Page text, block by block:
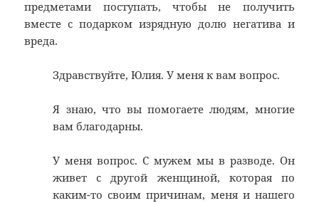
предметами поступать, чтобы не получить
вместе с подарком изрядную долю негатива и
вреда.
Здравствуйте, Юлия. У меня к вам вопрос.
Я знаю, что вы помогаете людям, многие
вам благодарны.
У меня вопрос. С мужем мы в разводе. Он
живет с другой женщиной, которая по
каким-то своим причинам, меня и нашего